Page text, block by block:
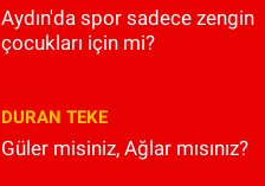
Aydın'da spor sadece zengin
çocukları için mi?
DURAN TEKE
Güler misiniz, Ağlar mısınız?